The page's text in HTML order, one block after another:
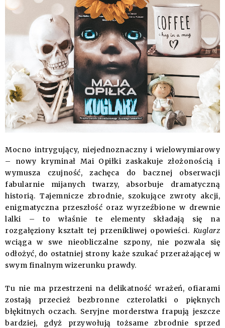
Mocno intrygujący, niejednoznaczny i wielowymiarowy
– nowy kryminał Mai Opiłki zaskakuje złożonością i
wymusza czujność, zachęca do bacznej obserwacji
fabularnie mijanych twarzy, absorbuje dramatyczną
historią. Tajemnicze zbrodnie, szokujące zwroty akcji,
enigmatyczna przeszłość oraz wyrzeźbione w drewnie
lalki – to właśnie te elementy składają się na
rozgałęziony kształt tej przenikliwej opowieści. Kuglarz
wciąga w swe nieobliczalne szpony, nie pozwala się
odłożyć, do ostatniej strony każe szukać przerażającej w
swym finalnym wizerunku prawdy.
Tu nie ma przestrzeni na delikatność wrażeń, ofiarami
zostają przecież bezbronne czterolatki o pięknych
błękitnych oczach. Seryjne morderstwa frapują jeszcze
bardziej, gdyż przywołują tożsame zbrodnie sprzed